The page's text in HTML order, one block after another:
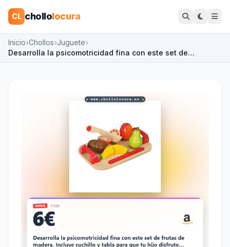
CL chollolocura
Inicio Chollos Juguete
Desarrolla la psicomotricidad fina con este set de…